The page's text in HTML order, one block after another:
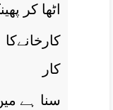
اٹھا کر
کار
سنا ہے